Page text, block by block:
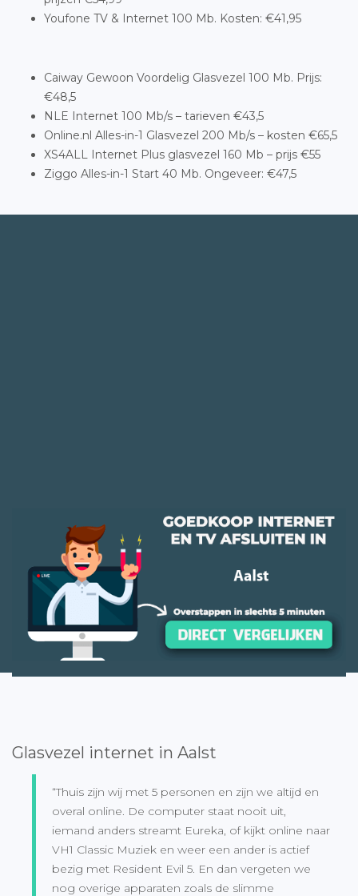
Youfone TV & Internet 100 Mb. Kosten: €41,95
Caiway Gewoon Voordelig Glasvezel 100 Mb. Prijs:
€48,5
NLE Internet 100 Mb/s – tarieven €43,5
Online.nl Alles-in-1 Glasvezel 200 Mb/s – kosten €65,5
XS4ALL Internet Plus glasvezel 160 Mb – prijs €55
Ziggo Alles-in-1 Start 40 Mb. Ongeveer: €47,5
Glasvezel internet in Aalst
“Thuis zijn wij met 5 personen en zijn we altijd en
overal online. De computer staat nooit uit,
iemand anders streamt Eureka, of kijkt online naar
VH1 Classic Muziek en weer een ander is actief
bezig met Resident Evil 5. En dan vergeten we
nog overige apparaten zoals de slimme